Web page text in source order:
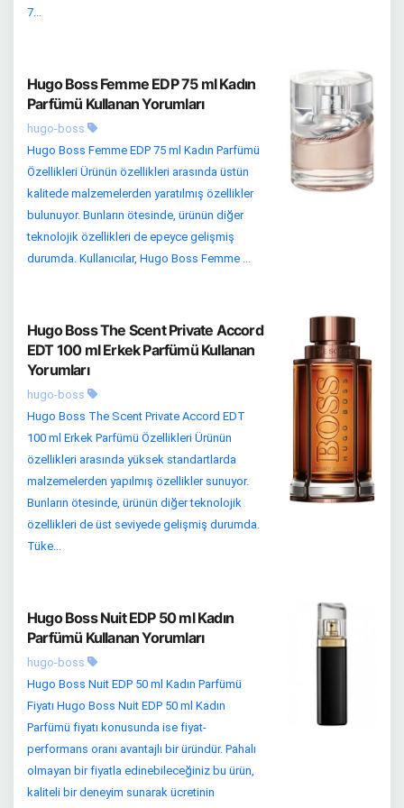
7...
Hugo Boss Femme EDP 75 ml Kadın
Parfümü Kullanan Yorumları
hugo-boss
Hugo Boss Femme EDP 75 ml Kadın Parfümü
Özellikleri Ürünün özellikleri arasında üstün
kalitede malzemelerden yaratılmış özellikler
bulunuyor. Bunların ötesinde, ürünün diğer
teknolojik özellikleri de epeyce gelişmiş
durumda. Kullanıcılar, Hugo Boss Femme ...
Hugo Boss The Scent Private Accord
EDT 100 ml Erkek Parfümü Kullanan
Yorumları
hugo-boss
Hugo Boss The Scent Private Accord EDT
100 ml Erkek Parfümü Özellikleri Ürünün
özellikleri arasında yüksek standartlarda
malzemelerden yapılmış özellikler sunuyor.
Bunların ötesinde, ürünün diğer teknolojik
özellikleri de üst seviyede gelişmiş durumda.
Tüke...
Hugo Boss Nuit EDP 50 ml Kadın
Parfümü Kullanan Yorumları
hugo-boss
Hugo Boss Nuit EDP 50 ml Kadın Parfümü
Fiyatı Hugo Boss Nuit EDP 50 ml Kadın
Parfümü fiyatı konusunda ise fiyat-
performans oranı avantajlı bir üründür. Pahalı
olmayan bir fiyatla edinebileceğiniz bu ürün,
kaliteli bir deneyim sunarak ücretinin